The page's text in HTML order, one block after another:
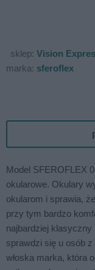
sklep: Vision
marka: sferoflex
Model SFEROFLEX
okularowe. Okulary
okularom i sprawia,
przy tym bardzo
najbardziej klasyczny
sprawdzi się u osób z
włoska marka, która